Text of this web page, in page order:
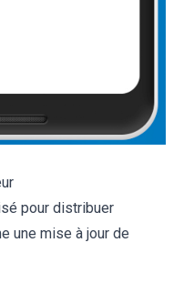
pour distribuer
une mise à jour de